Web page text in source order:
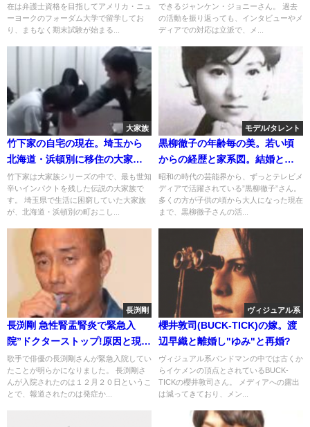
在は弁護士資格を目指してアメリカ・ニュ
ーヨークのフォーダム大学で留学してお
り、まもなく期末試験が始まる...
できるジャンケン・ジョニーさん。 過去
の活動を振り返っても、インタビューやメ
ディアでの対応は立派で、メ...
大家族
竹下家の自宅の現在。埼玉から
北海道・浜頓別に移住の大家
族。娘のブログや死去の噂
竹下家は大家族シリーズの中で、最も世知
辛いインパクトを残した伝説の大家族で
す。 埼玉県で生活に困窮していた大家族
が、北海道・浜頓別の町おこし...
モデル/タレント
黒柳徹子の年齢毎の美。若い頃
からの経歴と家系図。結婚と旦
那的な昔の彼氏
昭和の時代の芸能界から、ずっとテレビメ
ディアで活躍されている”黒柳徹子”さん。
多くの方が子供の頃から大人になった現在
まで、黒柳徹子さんの活...
長渕剛
長渕剛 急性腎盂腎炎で緊急入
院”ドクターストップ!原因と現在
の容態
歌手で俳優の長渕剛さんが緊急入院してい
たことが明らかになりました。 長渕剛さ
んが入院されたのは１２月２０日というこ
とで、報道されたのは発症か...
ヴィジュアル系
櫻井敦司(BUCK-TICK)の嫁。渡
辺早織と離婚し"ゆみ"と再婚?
ヴィジュアル系バンドマンの中では古くか
らイケメンの頂点とされているBUCK-
TICKの櫻井敦司さん。 メディアへの露出
は減ってきており、メン...